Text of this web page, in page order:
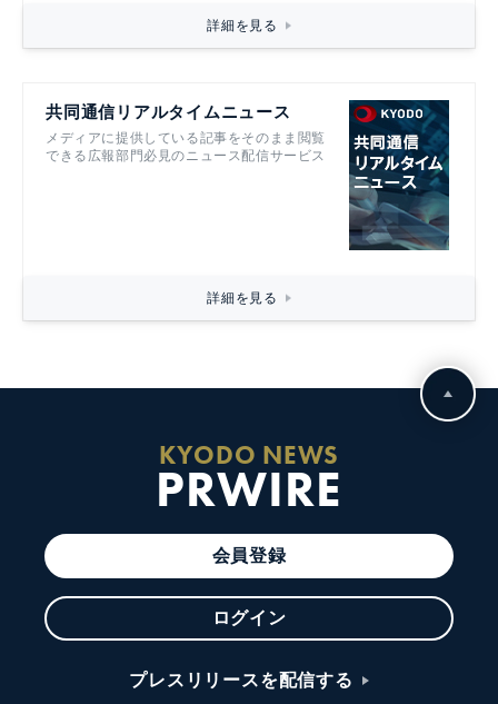
詳細を見る
共同通信リアルタイムニュース
メディアに提供している記事をそのまま閲覧
できる広報部門必見のニュース配信サービス
詳細を見る
KYODO NEWS
PRWIRE
会員登録
ログイン
プレスリリースを配信する